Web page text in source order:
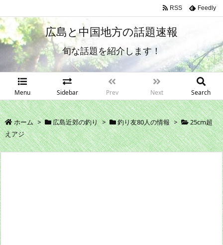
広島と中国地方の話題速報
旬な話題を紹介します！
Menu Sidebar Prev Next Search
RSS Feedly
ホーム > 広島近郊の釣り > 釣り友80人の情報 >
25cm超
えアジ